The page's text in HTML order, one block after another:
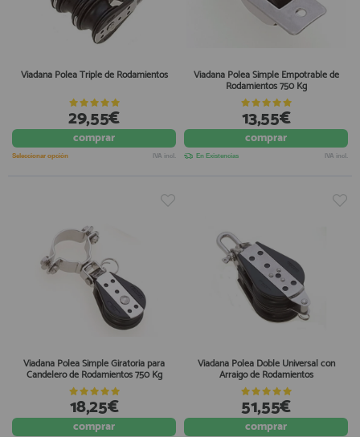
Viadana Polea Triple de Rodamientos
29,55€
comprar
Seleccionar opción IVA incl.
Viadana Polea Simple Empotrable de
Rodamientos 750 Kg
13,55€
comprar
En Existencias IVA incl.
Viadana Polea Simple Giratoria para
Candelero de Rodamientos 750 Kg
18,25€
comprar
Viadana Polea Doble Universal con
Arraigo de Rodamientos
51,55€
comprar